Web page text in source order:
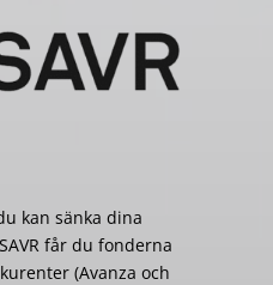
kan sänka dina
får du fonderna
(Avanza och